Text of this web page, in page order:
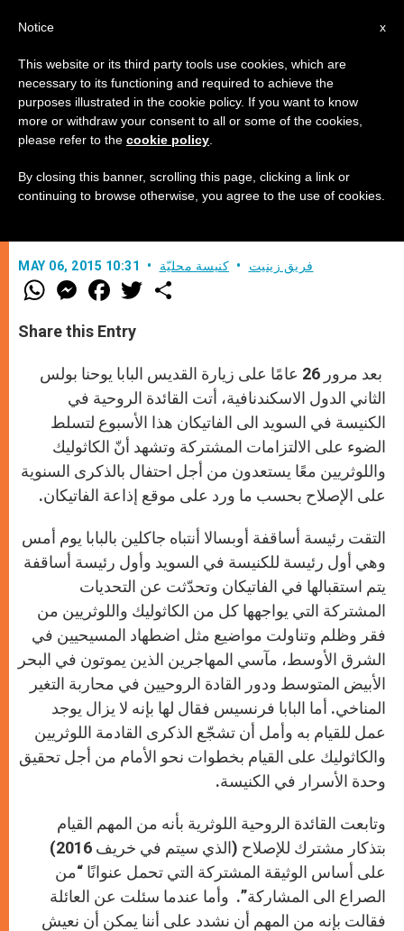
الفاتيكان يستقبل أوّل رئيسة أساقفة
الكاثوليك واللوثريون معًا من أجل ذكرى
MAY 06, 2015 10:31 فريق زينيت كنيسة محليّة
W
h
t
s
p
p
M
e
s
e
g
e
r
F
a
e
b
o
k
w
Share this Entry
بعد مرور 26 عامًا على زيارة القديس البابا يوحنا بولس
الثاني الدول الاسكندنافية، أتت القائدة الروحية في
الكنيسة في السويد الى الفاتيكان هذا الأسبوع لتسلط
الضوء على الالتزامات المشتركة وتشهد أنّ الكاثوليك
واللوثريين معًا يستعدون من أجل احتفال بالذكرى السنوية
على الإصلاح بحسب ما ورد على موقع إذاعة الفاتيكان.
التقت رئيسة أساقفة أوبسالا أنتباه جاكلين بالبابا يوم أمس
وهي أول رئيسة للكنيسة في السويد وأول رئيسة أساقفة
يتم استقبالها في الفاتيكان وتحدّثت عن التحديات
المشتركة التي يواجهها كل من الكاثوليك واللوثريين من
فقر وظلم وتناولت مواضيع مثل اضطهاد المسيحيين في
الشرق الأوسط، مآسي المهاجرين الذين يموتون في البحر
الأبيض المتوسط ودور القادة الروحيين في محاربة التغير
المناخي. أما البابا فرنسيس فقال لها بإنه لا يزال يوجد
عمل للقيام به وأمل أن تشجّع الذكرى القادمة اللوثريين
والكاثوليك على القيام بخطوات نحو الأمام من أجل تحقيق
وحدة الأسرار في الكنيسة.
وتابعت القائدة الروحية اللوثرية بأنه من المهم القيام
بتذكار مشترك للإصلاح (الذي سيتم في خريف 2016)
على أساس الوثيقة المشتركة التي تحمل عنوانًا “من
الصراع الى المشاركة”. وأما عندما سئلت عن العائلة
فقالت بإنه من المهم أن نشدد على أننا يمكن أن نعيش
x
Notice
This website or its third party tools use cookies, which are
necessary to its functioning and required to achieve the
purposes illustrated in the cookie policy. If you want to know
more or withdraw your consent to all or some of the cookies,
please refer to the cookie policy
By closing this banner, scrolling this page, clicking a link or
continuing to browse otherwise, you agree to the use of cookies.